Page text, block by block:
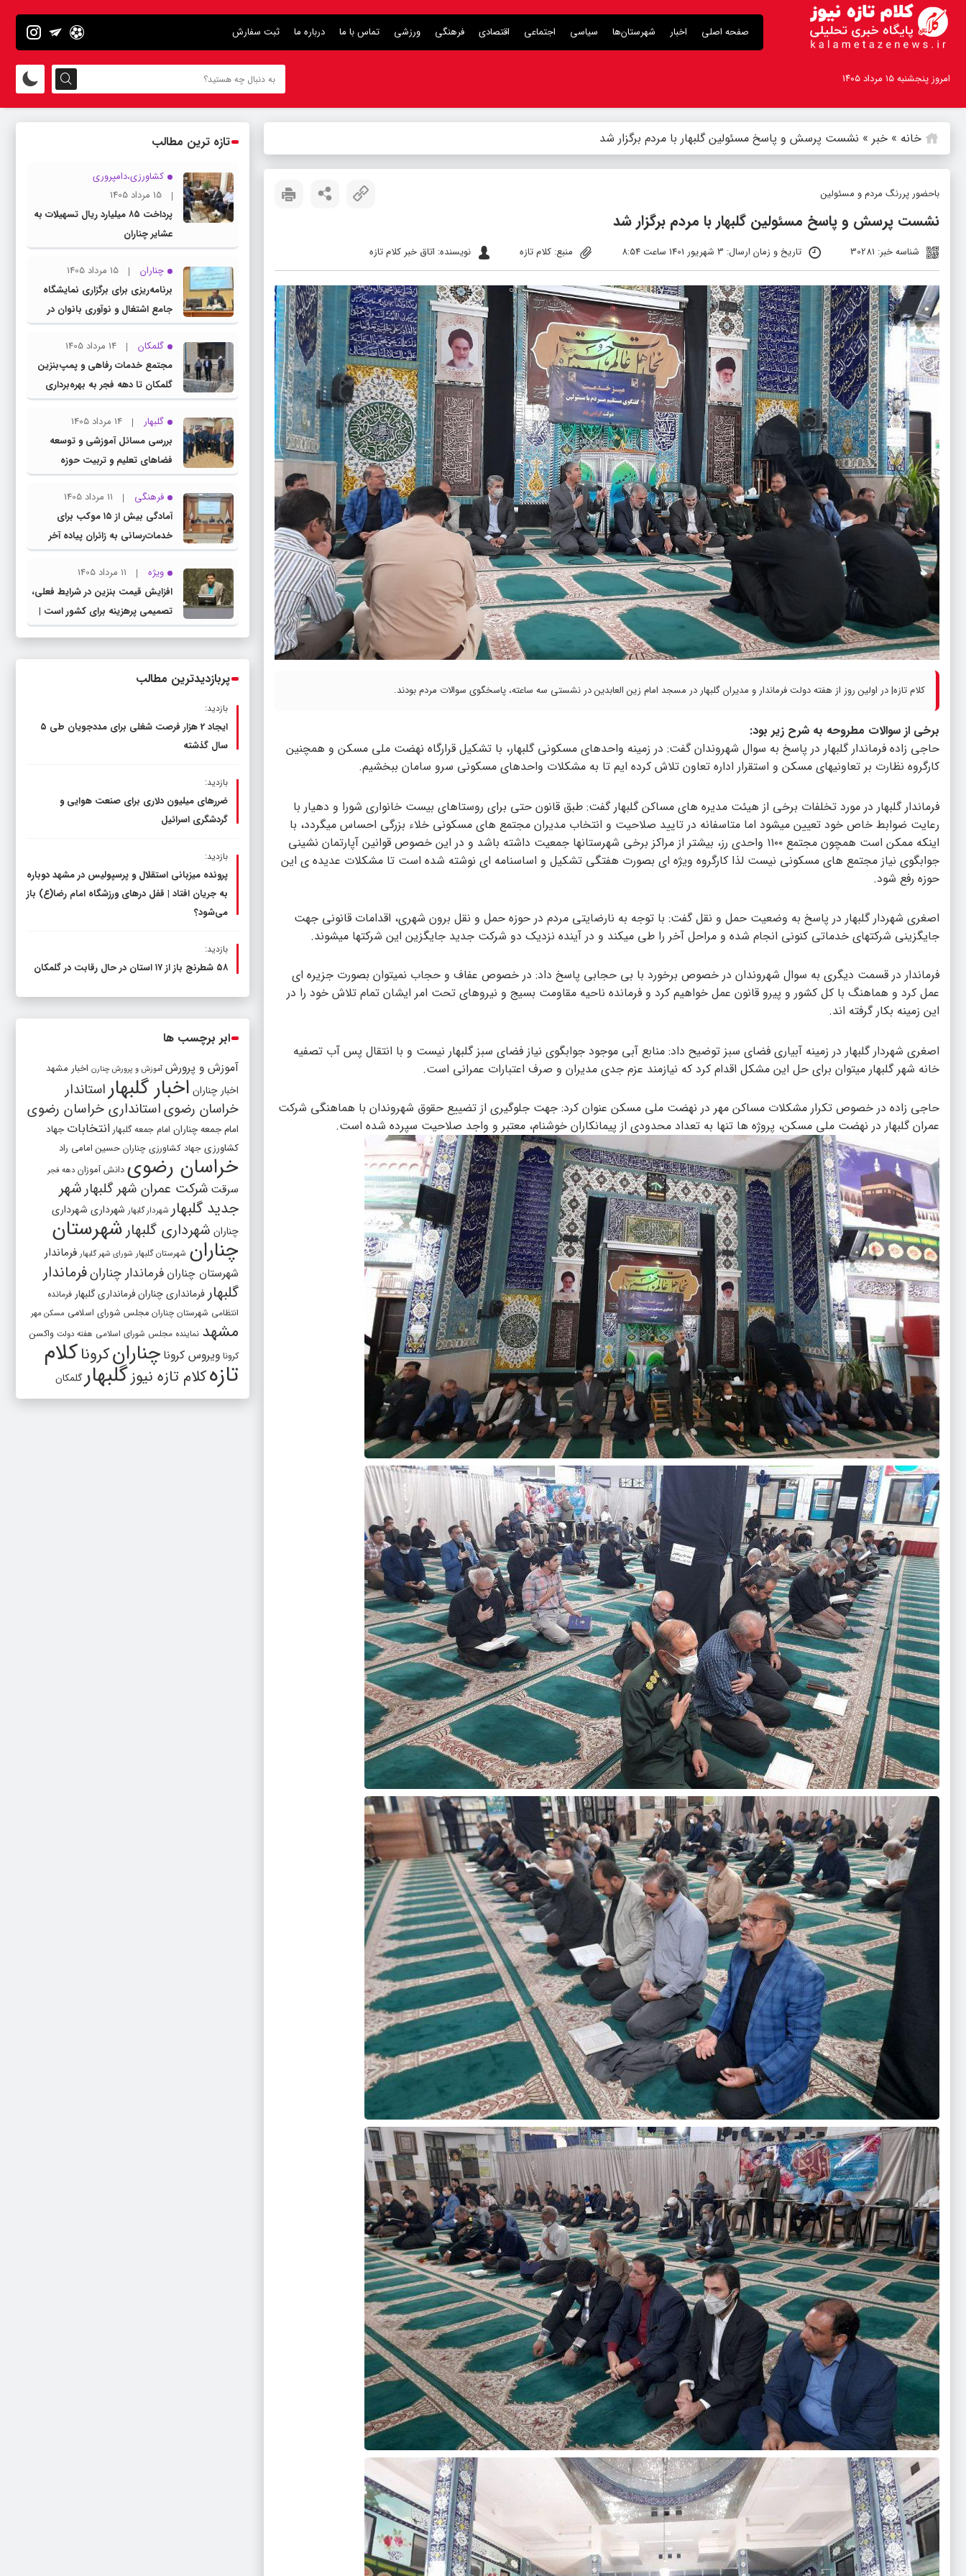
صفحه اصلی اخبار شهرستان‌ها سیاسی اجتماعی اقتصادی فرهنگی ورزشی تماس با ما درباره ما ثبت سفارش
امروز پنجشنبه ۱۵ مرداد ۱۴۰۵
خانه » خبر » نشست پرسش و پاسخ مسئولین گلبهار با مردم برگزار شد
با‌حضور پررنگ مردم و مسئولین
نشست پرسش و پاسخ مسئولین گلبهار با مردم برگزار شد
شناسه خبر: 30281 تاریخ و زمان ارسال: 3 شهریور 1401 ساعت 8:54 منبع: کلام تازه نویسنده: اتاق خبر کلام تازه
کلام تازه| در اولین روز از هفته دولت فرماندار و مدیران گلبهار در مسجد امام زین العابدین در نشستی سه ساعته، پاسخگوی سوالات مردم بودند.
برخی از سوالات مطروحه به شرح زیر بود:
حاجی زاده فرماندار گلبهار در پاسخ به سوال شهروندان گفت: در زمینه واحدهای مسکونی گلبهار، با تشکیل قرارگاه نهضت ملی مسکن و همچنین
کارگروه نظارت بر تعاونیهای مسکن و استقرار اداره تعاون تلاش کرده ایم تا به مشکلات واحدهای مسکونی سرو سامان ببخشیم.
فرماندار گلبهار در مورد تخلفات برخی از هیئت مدیره های مساکن گلبهار گفت: طبق قانون حتی برای روستاهای بیست خانواری شورا و دهیار با
رعایت ضوابط خاص خود تعیین میشود اما متاسفانه در تایید صلاحیت و انتخاب مدیران مجتمع های مسکونی خلاء بزرگی احساس میگردد، با
اینکه ممکن است همچون مجتمع ۱۱۰۰ واحدی رز، بیشتر از مراکز برخی شهرستانها جمعیت داشته باشد و در این خصوص قوانین آپارتمان نشینی
جوابگوی نیاز مجتمع های مسکونی نیست لذا کارگروه ویژه ای بصورت هفتگی تشکیل و اساسنامه ای نوشته شده است تا مشکلات عدیده ی این
حوزه رفع شود.
اصغری شهردار گلبهار در پاسخ به وضعیت حمل و نقل گفت: با توجه به نارضایتی مردم در حوزه حمل و نقل برون شهری، اقدامات قانونی جهت
جایگزینی شرکتهای خدماتی کنونی انجام شده و مراحل آخر را طی میکند و در آینده نزدیک دو شرکت جدید جایگزین این شرکتها میشوند.
فرماندار در قسمت دیگری به سوال شهروندان در خصوص برخورد با بی حجابی پاسخ داد: در خصوص عفاف و حجاب نمیتوان بصورت جزیره ای
عمل کرد و هماهنگ با کل کشور و پیرو قانون عمل خواهیم کرد و فرمانده ناحیه مقاومت بسیج و نیروهای تحت امر ایشان تمام تلاش خود را در
این زمینه بکار گرفته اند.
اصغری شهردار گلبهار در زمینه آبیاری فضای سبز توضیح داد: منابع آبی موجود جوابگوی نیاز فضای سبز گلبهار نیست و با انتقال پس آب تصفیه
خانه شهر گلبهار میتوان برای حل این مشکل اقدام کرد که نیازمند عزم جدی مدیران و صرف اعتبارات عمرانی است.
حاجی زاده در خصوص تکرار مشکلات مساکن مهر در نهضت ملی مسکن عنوان کرد: جهت جلوگیری از تضییع حقوق شهروندان با هماهنگی شرکت
عمران گلبهار در نهضت ملی مسکن، پروژه ها تنها به تعداد محدودی از پیمانکاران خوشنام، معتبر و واجد صلاحیت سپرده شده است.
تازه ترین مطالب
کشاورزی،دامپروری
15 مرداد 1405
پرداخت ۸۵ میلیارد ریال تسهیلات به
عشایر چناران
چناران
15 مرداد 1405
برنامه‌ریزی برای برگزاری نمایشگاه
جامع اشتغال و نوآوری بانوان در
چناران
گلمکان
14 مرداد 1405
مجتمع خدمات رفاهی و پمپ‌بنزین
گلمکان تا دهه فجر به بهره‌برداری
می‌رسد
گلبهار
14 مرداد 1405
بررسی مسائل آموزشی و توسعه
فضاهای تعلیم و تربیت حوزه
انتخابیه در نشست مشترک عضو
کمیسیون آموزش مجلس با مدیرکل
آموزش و پرورش خراسان رضوی
فرهنگی
11 مرداد 1405
آمادگی بیش از ۱۵ موکب برای
خدمات‌رسانی به زائران پیاده آخر
صفر در شهرستان چناران
ویژه
11 مرداد 1405
افزایش قیمت بنزین در شرایط فعلی،
تصمیمی پرهزینه برای کشور است |
دولت، قاچاق سوخت و عوامل اصلی
پربازدیدترین مطالب
بازدید:
ایجاد 2 هزار فرصت شغلی برای مددجویان طی ۵
سال گذشته
بازدید:
ضررهای میلیون دلاری برای صنعت هوایی و
گردشگری اسرائیل
بازدید:
پرونده میزبانی استقلال و پرسپولیس در مشهد دوباره
به جریان افتاد | قفل در‌های ورزشگاه امام رضا(ع) باز
می‌شود؟
بازدید:
۵۸ شطرنج‌ باز از ۱۷ استان در حال رقابت در گلمکان
ابر برچسب ها
آموزش و پرورش آموزش و پرورش چنارن اخبار مشهد
اخبار چناران اخبار گلبهار استاندار
خراسان رضویاستانداری خراسان رضوی
امام جمعه چناران امام جمعه گلبهار انتخابات جهاد
کشاورزی جهاد کشاورزی چناران حسین امامی راد
خراسان رضوی دانش آموزان دهه فجر
سرقت شرکت عمران شهر گلبهارشهر
جدید گلبهار شهردار گلبهار شهرداری شهرداری
چناران شهرداری گلبهار شهرستان
چناران شهرستان گلبهار شورای شهر گلبهار فرماندار
شهرستان چناران فرماندار چنارانفرماندار
گلبهار فرمانداری چنارانفرمانداری گلبهار فرمانده
انتظامی شهرستان چناران مجلس شورای اسلامی مسکن مهر
مشهد نماینده مجلس شورای اسلامی هفته دولت واکسن
کرونا ویروس کرونا چنارانکروناکلام
تازهکلام تازه نیوزگلبهارگلمکان